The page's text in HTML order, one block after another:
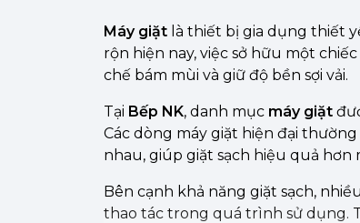
Máy giặt là thiết bị gia dụng thiết
rộn hiện nay, việc sở hữu một
chế bám mùi và giữ độ bền sợi vải.
Tại Bếp NK, danh mục máy giặt
Các dòng máy giặt hiện đại
nhau, giúp giặt sạch hiệu quả hơn
Bên cạnh khả năng giặt sạch,
thao tác trong quá trình sử dụng.